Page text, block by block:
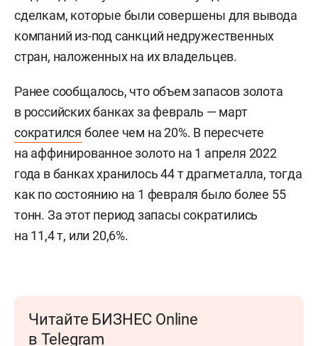
сделкам, которые были совершены для вывода
компаний из-под санкций недружественных
стран, наложенных на их владельцев.
Ранее сообщалось, что объем запасов золота
в российских банках за февраль — март
сократился более чем на 20%. В пересчете
на аффинированное золото на 1 апреля 2022
года в банках хранилось 44 т драгметалла, тогда
как по состоянию на 1 февраля было более 55
тонн. За этот период запасы сократились
на 11,4 т, или 20,6%.
Читайте БИЗНЕС Online
в Telegram